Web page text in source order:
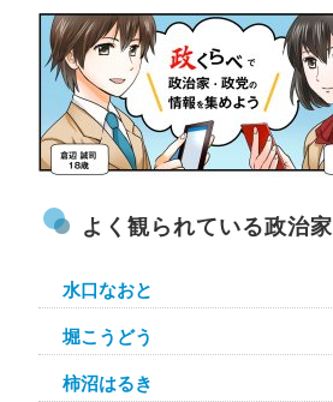
よく観られている政治家
水口なおと
堀こうどう
柿沼はるき